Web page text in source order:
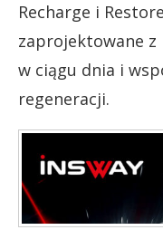
Recharge i
zaprojektowane z
w ciągu dnia i
regeneracji.